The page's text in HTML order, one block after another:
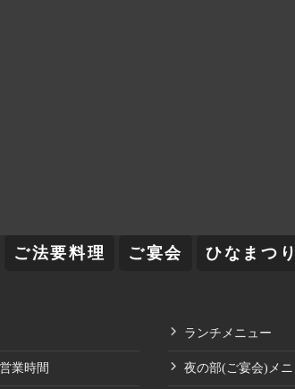
ご法要料理 ご宴会 ひなまつり
業時間
ランチメニュー
夜の部(ご宴会)メニ